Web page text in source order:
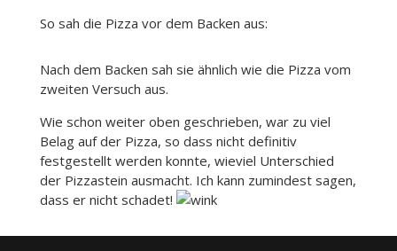
So sah die Pizza vor dem Backen aus:
Nach dem Backen sah sie ähnlich wie die Pizza vom
zweiten Versuch aus.
Wie schon weiter oben geschrieben, war zu viel
Belag auf der Pizza, so dass nicht definitiv
festgestellt werden konnte, wieviel Unterschied
der Pizzastein ausmacht. Ich kann zumindest sagen,
dass er nicht schadet!